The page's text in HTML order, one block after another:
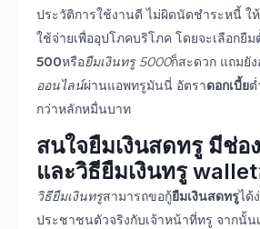
ประวัติการใช้งานดี ไม่ผิดนัดชำระหนี้ ใ
ใช้จ่ายเพื่ออุปโภคบริโภค โดยจะเลือกยืม
500หรือยืมเงินทรู 5000ก็สะดวก แถมยั
ออนไลน์ผ่านแอพทรูมันนี่ อัตราดอกเบี้ยต่
กว่าหลักหมื่นบาท
สนใจยืมเงินสดทรูมีช่อ
และวิธียืมเงินทรู wallet
วิธียืมเงินทรูสามารถขอกู้ยืมเงินสดทรูได้
ประชาชนตัวจริงกับเจ้าหน้าที่ทรู จากนั้น